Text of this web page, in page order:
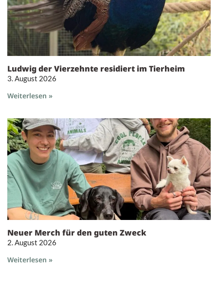
Ludwig der Vierzehnte residiert im Tierheim
3. August 2026
Weiterlesen »
Neuer Merch für den guten Zweck
2. August 2026
Weiterlesen »